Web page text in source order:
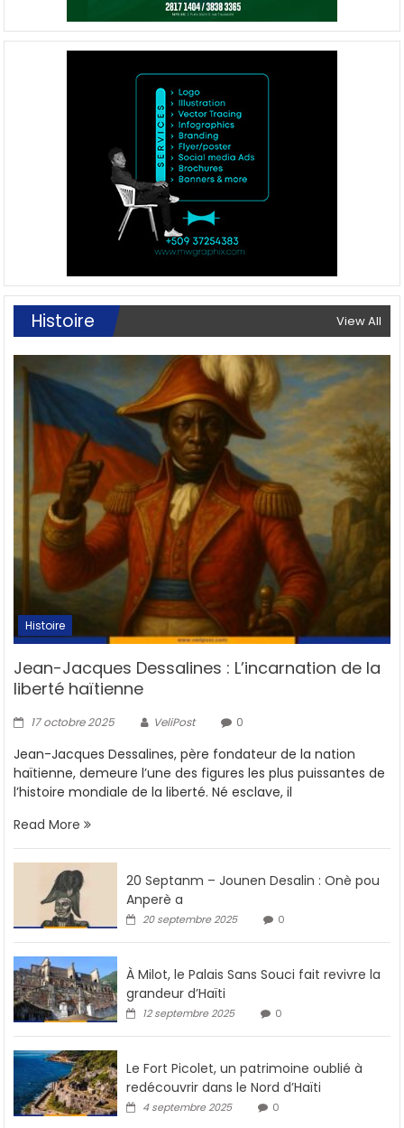
Histoire View All
Histoire
Jean-Jacques Dessalines : L’incarnation de la
liberté haïtienne
17 octobre 2025 VeliPost 0
Jean-Jacques Dessalines, père fondateur de la nation
haïtienne, demeure l’une des figures les plus puissantes de
l’histoire mondiale de la liberté. Né esclave, il
Read More
20 Septanm – Jounen Desalin : Onè pou
Anperè a
20 septembre 2025 0
À Milot, le Palais Sans Souci fait revivre la
grandeur d’Haïti
12 septembre 2025 0
Le Fort Picolet, un patrimoine oublié à
redécouvrir dans le Nord d’Haïti
4 septembre 2025 0